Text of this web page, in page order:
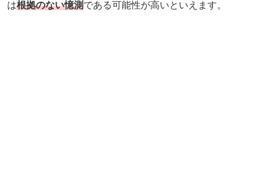
は根拠のない憶測である可能性が高いといえます。